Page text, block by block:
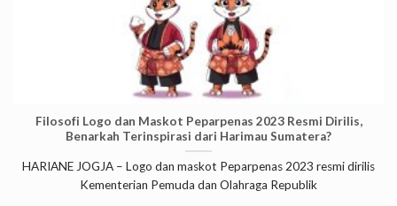
Filosofi Logo dan Maskot Peparpenas 2023 Resmi Dirilis,
Benarkah Terinspirasi dari Harimau Sumatera?
HARIANE JOGJA – Logo dan maskot Peparpenas 2023 resmi dirilis
Kementerian Pemuda dan Olahraga Republik